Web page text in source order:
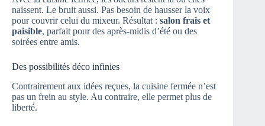
naissent. Le bruit aussi. Pas besoin de hausser la voix
pour couvrir celui du mixeur. Résultat : salon frais et
paisible, parfait pour des après-midis d’été ou des
soirées entre amis.
Des possibilités déco infinies
Contrairement aux idées reçues, la cuisine fermée n’est
pas un frein au style. Au contraire, elle permet plus de
liberté.